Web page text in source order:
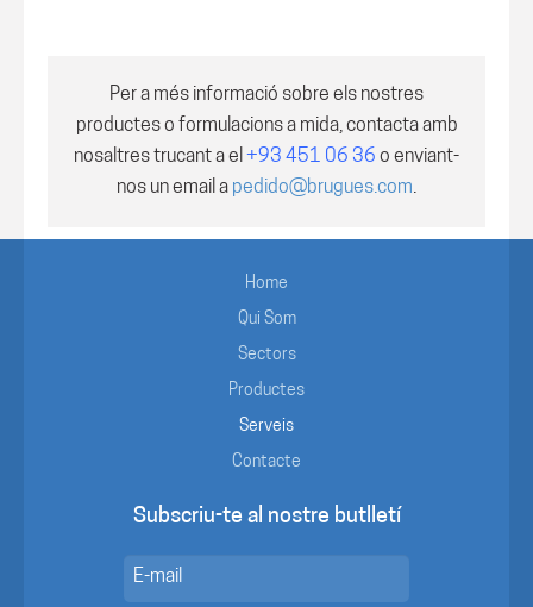
Per a més informació sobre els nostres
productes o formulacions a mida, contacta amb
nosaltres trucant a el +93 451 06 36 o enviant-
nos un email a pedido@brugues.com.
Home
Qui Som
Sectors
Productes
Serveis
Contacte
Subscriu-te al nostre butlletí